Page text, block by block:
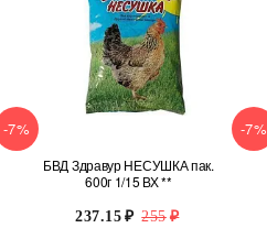
-7%
БВД Здравур НЕСУШКА пак.
600г 1/15 ВХ **
237.15 255
-7%